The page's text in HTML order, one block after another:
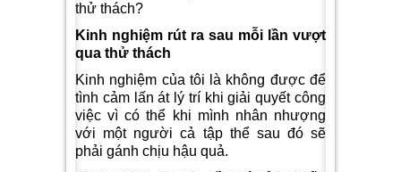
thử thách?
Kinh nghiệm rút ra sau mỗi lần vượt
qua thử thách
Kinh nghiệm của tôi là không được để
tình cảm lấn át lý trí khi giải quyết công
việc vì có thể khi mình nhân nhượng
với một người cả tập thể sau đó sẽ
phải gánh chịu hậu quả.